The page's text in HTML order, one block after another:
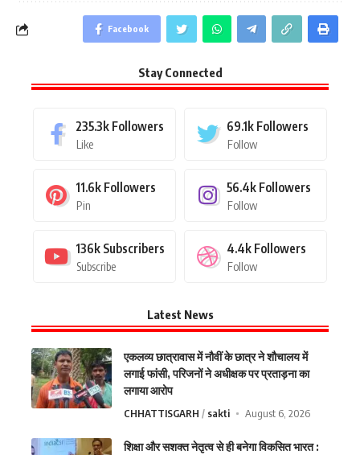
Facebook
Stay Connected
235.3k Followers
Like
69.1k Followers
Follow
11.6k Followers
Pin
56.4k Followers
Follow
136k Subscribers
Subscribe
4.4k Followers
Follow
Latest News
एकलव्य छात्रावास में नौवीं के छात्र ने शौचालय में
लगाई फांसी, परिजनों ने अधीक्षक पर प्रताड़ना का
लगाया आरोप
CHHATTISGARH sakti August 6, 2026
शिक्षा और सशक्त नेतृत्व से ही बनेगा विकसित भारत :